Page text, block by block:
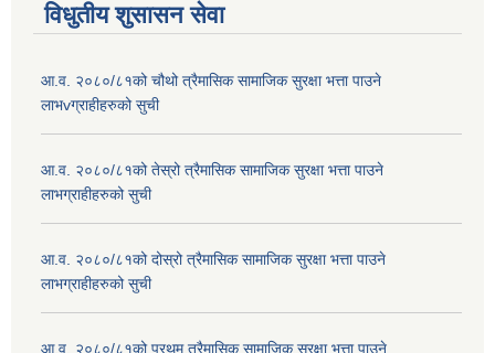
विधुतीय शुसासन सेवा
आ.व. २०८०/८१को चौथो त्रैमासिक सामाजिक सुरक्षा भत्ता पाउने
लाभvग्राहीहरुको सुची
आ.व. २०८०/८१को तेस्रो त्रैमासिक सामाजिक सुरक्षा भत्ता पाउने
लाभग्राहीहरुको सुची
आ.व. २०८०/८१को दोस्रो त्रैमासिक सामाजिक सुरक्षा भत्ता पाउने
लाभग्राहीहरुको सुची
आ.व. २०८०/८१को प्रथम त्रैमासिक सामाजिक सुरक्षा भत्ता पाउने